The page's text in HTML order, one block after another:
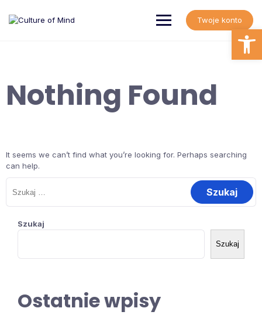
content
Twoje konto
Nothing Found
It seems we can’t find what you’re looking for. Perhaps searching
can help.
Szukaj:
Szukaj
Szukaj
Ostatnie wpisy